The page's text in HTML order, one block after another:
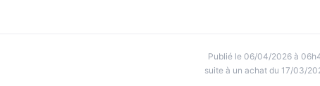
Publié le 06/04/2026 à
suite à un achat du 17/03/